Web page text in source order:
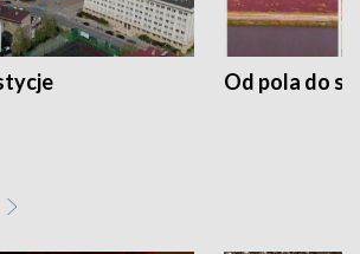
Od pola do